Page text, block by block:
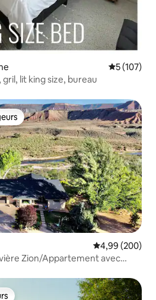
Évaluation
5 (107)
lit king size, bureau
les plus appréciés
Évaluation
4,99 (200)
Zion/Appartement avec